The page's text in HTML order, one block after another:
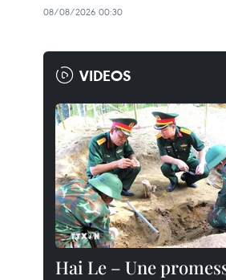
08/08/2026 00:30
VIDEOS
Hai Le – Une